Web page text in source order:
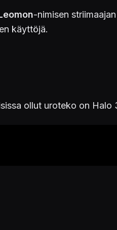
-nimisen
käyttöjä.
ollut uroteko on Halo